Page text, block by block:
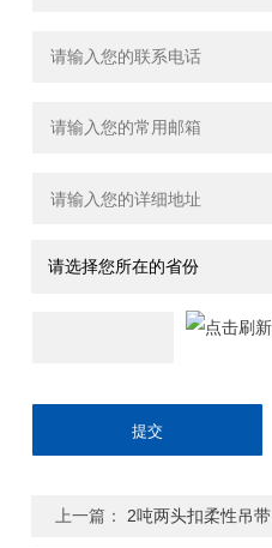
上一篇：2吨两头扣柔性吊带